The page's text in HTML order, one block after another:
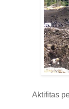
Aktifitas